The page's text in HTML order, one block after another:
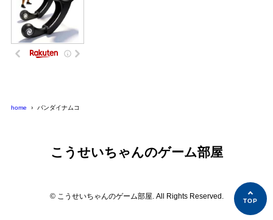
home バンダイナムコ
こうせいちゃんのゲーム部屋
© こうせいちゃんのゲーム部屋. All Rights Reserved.